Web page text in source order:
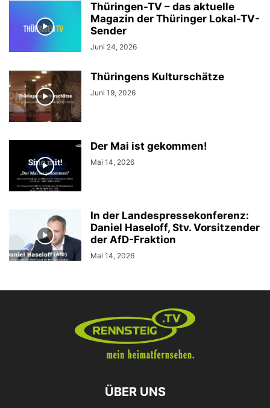
Thüringen-TV – das aktuelle
Magazin der Thüringer Lokal-TV-
Sender
Juni 24, 2026
Thüringens Kulturschätze
Juni 19, 2026
Der Mai ist gekommen!
Mai 14, 2026
In der Landespressekonferenz:
Daniel Haseloff, Stv. Vorsitzender
der AfD-Fraktion
Mai 14, 2026
ÜBER UNS